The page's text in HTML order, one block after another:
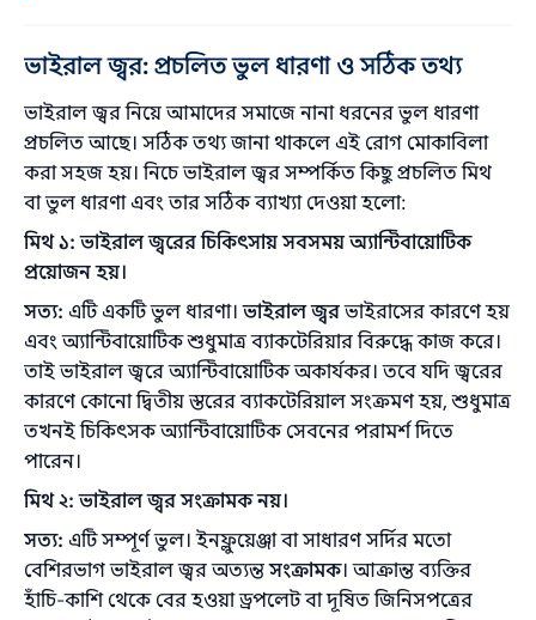
ভাইরাল জ্বর: প্রচলিত ভুল ধারণা ও সঠিক তথ্য
ভাইরাল জ্বর নিয়ে আমাদের সমাজে নানা ধরনের ভুল ধারণা
প্রচলিত আছে। সঠিক তথ্য জানা থাকলে এই রোগ মোকাবিলা
করা সহজ হয়। নিচে ভাইরাল জ্বর সম্পর্কিত কিছু প্রচলিত মিথ
বা ভুল ধারণা এবং তার সঠিক ব্যাখ্যা দেওয়া হলো:
মিথ ১: ভাইরাল জ্বরের চিকিৎসায় সবসময় অ্যান্টিবায়োটিক
প্রয়োজন হয়।
সত্য: এটি একটি ভুল ধারণা।ভাইরাল জ্বরভাইরাসের কারণে হয়
এবং অ্যান্টিবায়োটিক শুধুমাত্র ব্যাকটেরিয়ার বিরুদ্ধে কাজ করে।
তাই ভাইরাল জ্বরে অ্যান্টিবায়োটিক অকার্যকর। তবে যদি জ্বরের
কারণে কোনো দ্বিতীয় স্তরের ব্যাকটেরিয়াল সংক্রমণ হয়, শুধুমাত্র
তখনই চিকিৎসক অ্যান্টিবায়োটিক সেবনের পরামর্শ দিতে
পারেন।
মিথ ২: ভাইরাল জ্বর সংক্রামক নয়।
সত্য: এটি সম্পূর্ণ ভুল। ইনফ্লুয়েঞ্জা বা সাধারণ সর্দির মতো
বেশিরভাগ ভাইরাল জ্বর অত্যন্তসংক্রামক। আক্রান্ত ব্যক্তির
হাঁচি-কাশি থেকে বের হওয়া ড্রপলেট বা দূষিত জিনিসপত্রের